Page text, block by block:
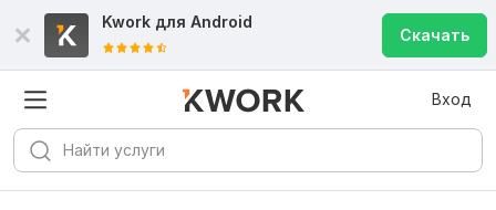
Kwork для Android
Скачать
Вход